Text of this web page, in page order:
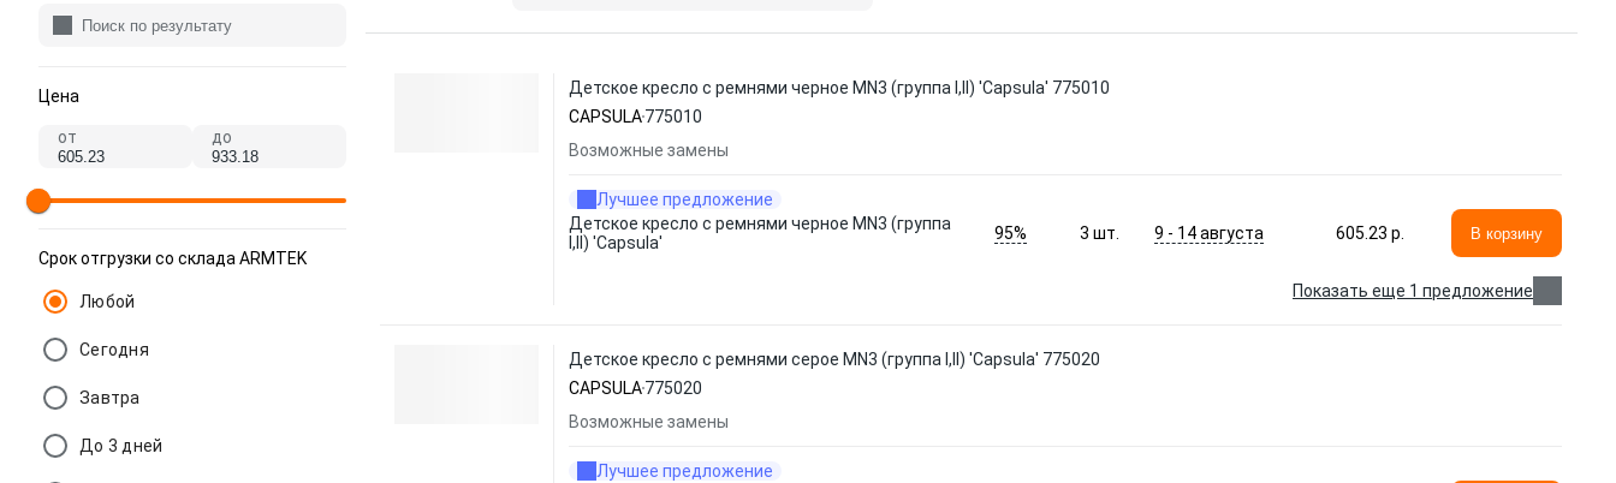
Цена
от до
Срок отгрузки со склада ARMTEK
Любой
Сегодня
Завтра
До 3 дней
Детское кресло с ремнями черное MN3 (группа I,II) 'Capsula' 775010
CAPSULA775010
Возможные замены
Лучшее предложение
Детское кресло с ремнями черное MN3 (группа
I,II) 'Capsula'
95% 3шт. 9 - 14 августа 605.23 p. В корзину
Показать еще 1 предложение
Детское кресло с ремнями серое MN3 (группа I,II) 'Capsula' 775020
CAPSULA775020
Возможные замены
Лучшее предложение